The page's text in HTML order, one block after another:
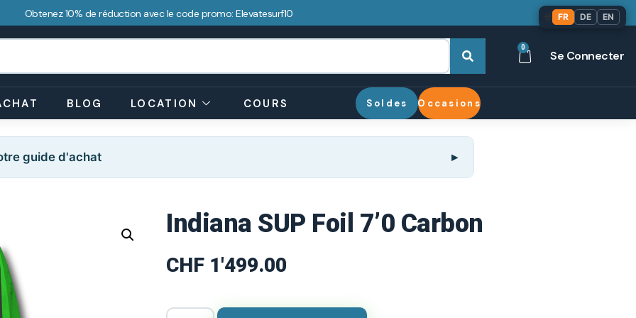
Obtenez 10% de réduction avec le code promo: Elevatesurf10
0
Se Connecter
BLOG LOCATION COURS Soldes Occasions
guide d'achat
Indiana SUP Foil 7’0 Carbon
CHF 1'499.00
FR DE EN